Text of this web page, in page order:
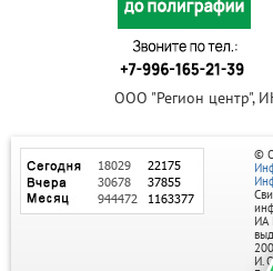
ООО "Регион центр",
©
ИА
И.